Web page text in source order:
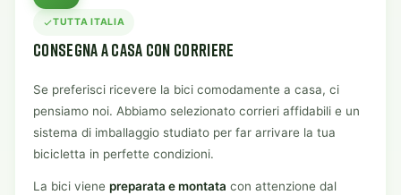
TUTTA ITALIA
CONSEGNA A CASA CON CORRIERE
Se preferisci ricevere la bici comodamente a casa, ci
pensiamo noi. Abbiamo selezionato corrieri affidabili e un
sistema di imballaggio studiato per far arrivare la tua
bicicletta in perfette condizioni.
La bici viene preparata e montata con attenzione dal